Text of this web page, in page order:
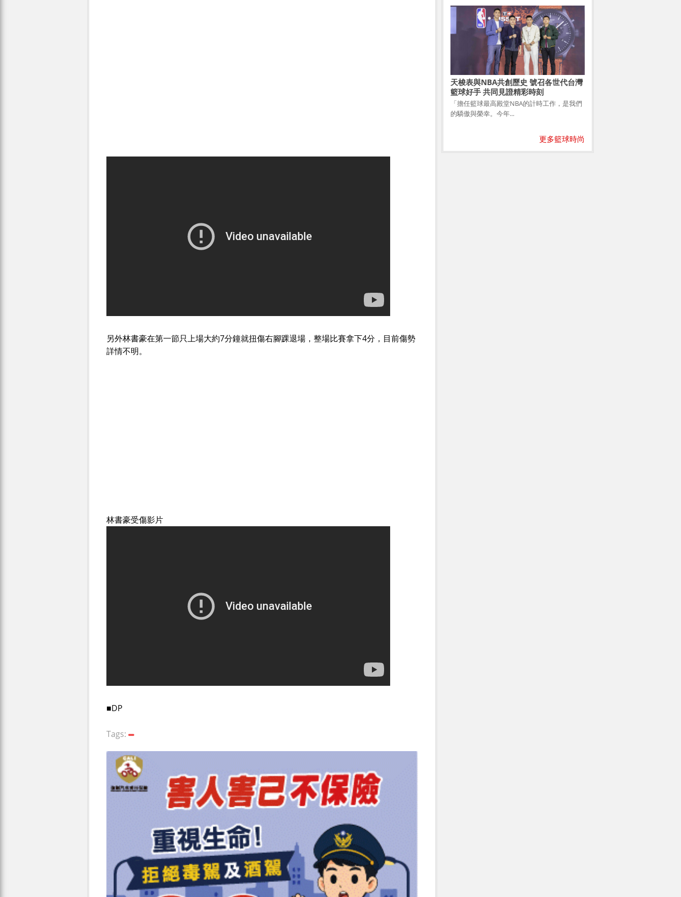
另外林書豪在第一節只上場大約7分鐘就扭傷右腳踝退場，整場比賽拿下4分，目前傷勢
詳情不明。
林書豪受傷影片
■DP
Tags:
天梭表與NBA共創歷史 號召各世代台灣
籃球好手 共同見證精彩時刻
「擔任籃球最高殿堂NBA的計時工作，是我們
的驕傲與榮幸。今年...
更多籃球時尚